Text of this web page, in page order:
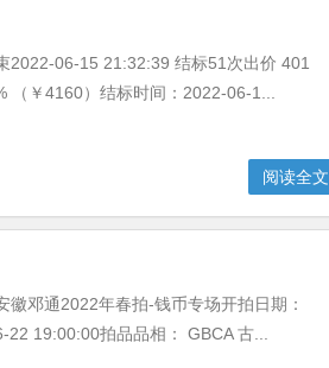
2022-06-15 21:32:39 结标51次出价 401
（￥4160）结标时间：2022-06-1...
阅读全文
邓通2022年春拍-钱币专场开拍日期：
19:00:00拍品品相： GBCA 古...